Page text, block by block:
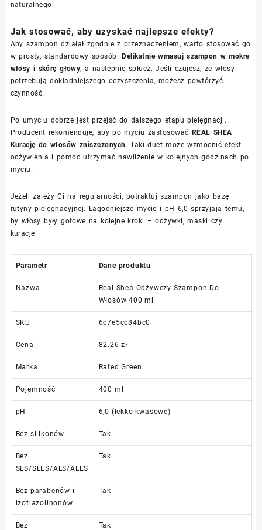
naturalnego.
Jak stosować, aby uzyskać najlepsze efekty?
Aby szampon działał zgodnie z przeznaczeniem, warto stosować go
w prosty, standardowy sposób.Delikatnie wmasuj szampon w mokre
włosy i skórę głowy, a następnie spłucz. Jeśli czujesz, że włosy
potrzebują dokładniejszego oczyszczenia, możesz powtórzyć
czynność.
Po umyciu dobrze jest przejść do dalszego etapu pielęgnacji.
Producent rekomenduje, aby po myciu zastosować REAL SHEA
Kurację do włosów zniszczonych . Taki duet może wzmocnić efekt
odżywienia i pomóc utrzymać nawilżenie w kolejnych godzinach po
myciu.
Jeżeli zależy Ci na regularności, potraktuj szampon jako bazę
rutyny pielęgnacyjnej. Łagodniejsze mycie i pH 6,0 sprzyjają temu,
by włosy były gotowe na kolejne kroki – odżywki, maski czy
kuracje.
Parametr Dane produktu
Nazwa
Real Shea Odżywczy Szampon Do
Włosów 400 ml
SKU 6c7e5cc84bc0
Cena 82.26 zł
Marka Rated Green
Pojemność 400 ml
pH 6,0 (lekko kwasowe)
Bez silikonów Tak
Bez
SLS/SLES/ALS/ALES
Tak
Bez parabenów i
izotiazolinonów
Tak
Bez
Tak